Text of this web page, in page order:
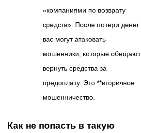
«компаниями по возврату
средств». После потери денег
вас могут атаковать
мошенники, которые обещают
вернуть средства за
предоплату. Это **вторичное
мошенничество.
Как не попасть в такую